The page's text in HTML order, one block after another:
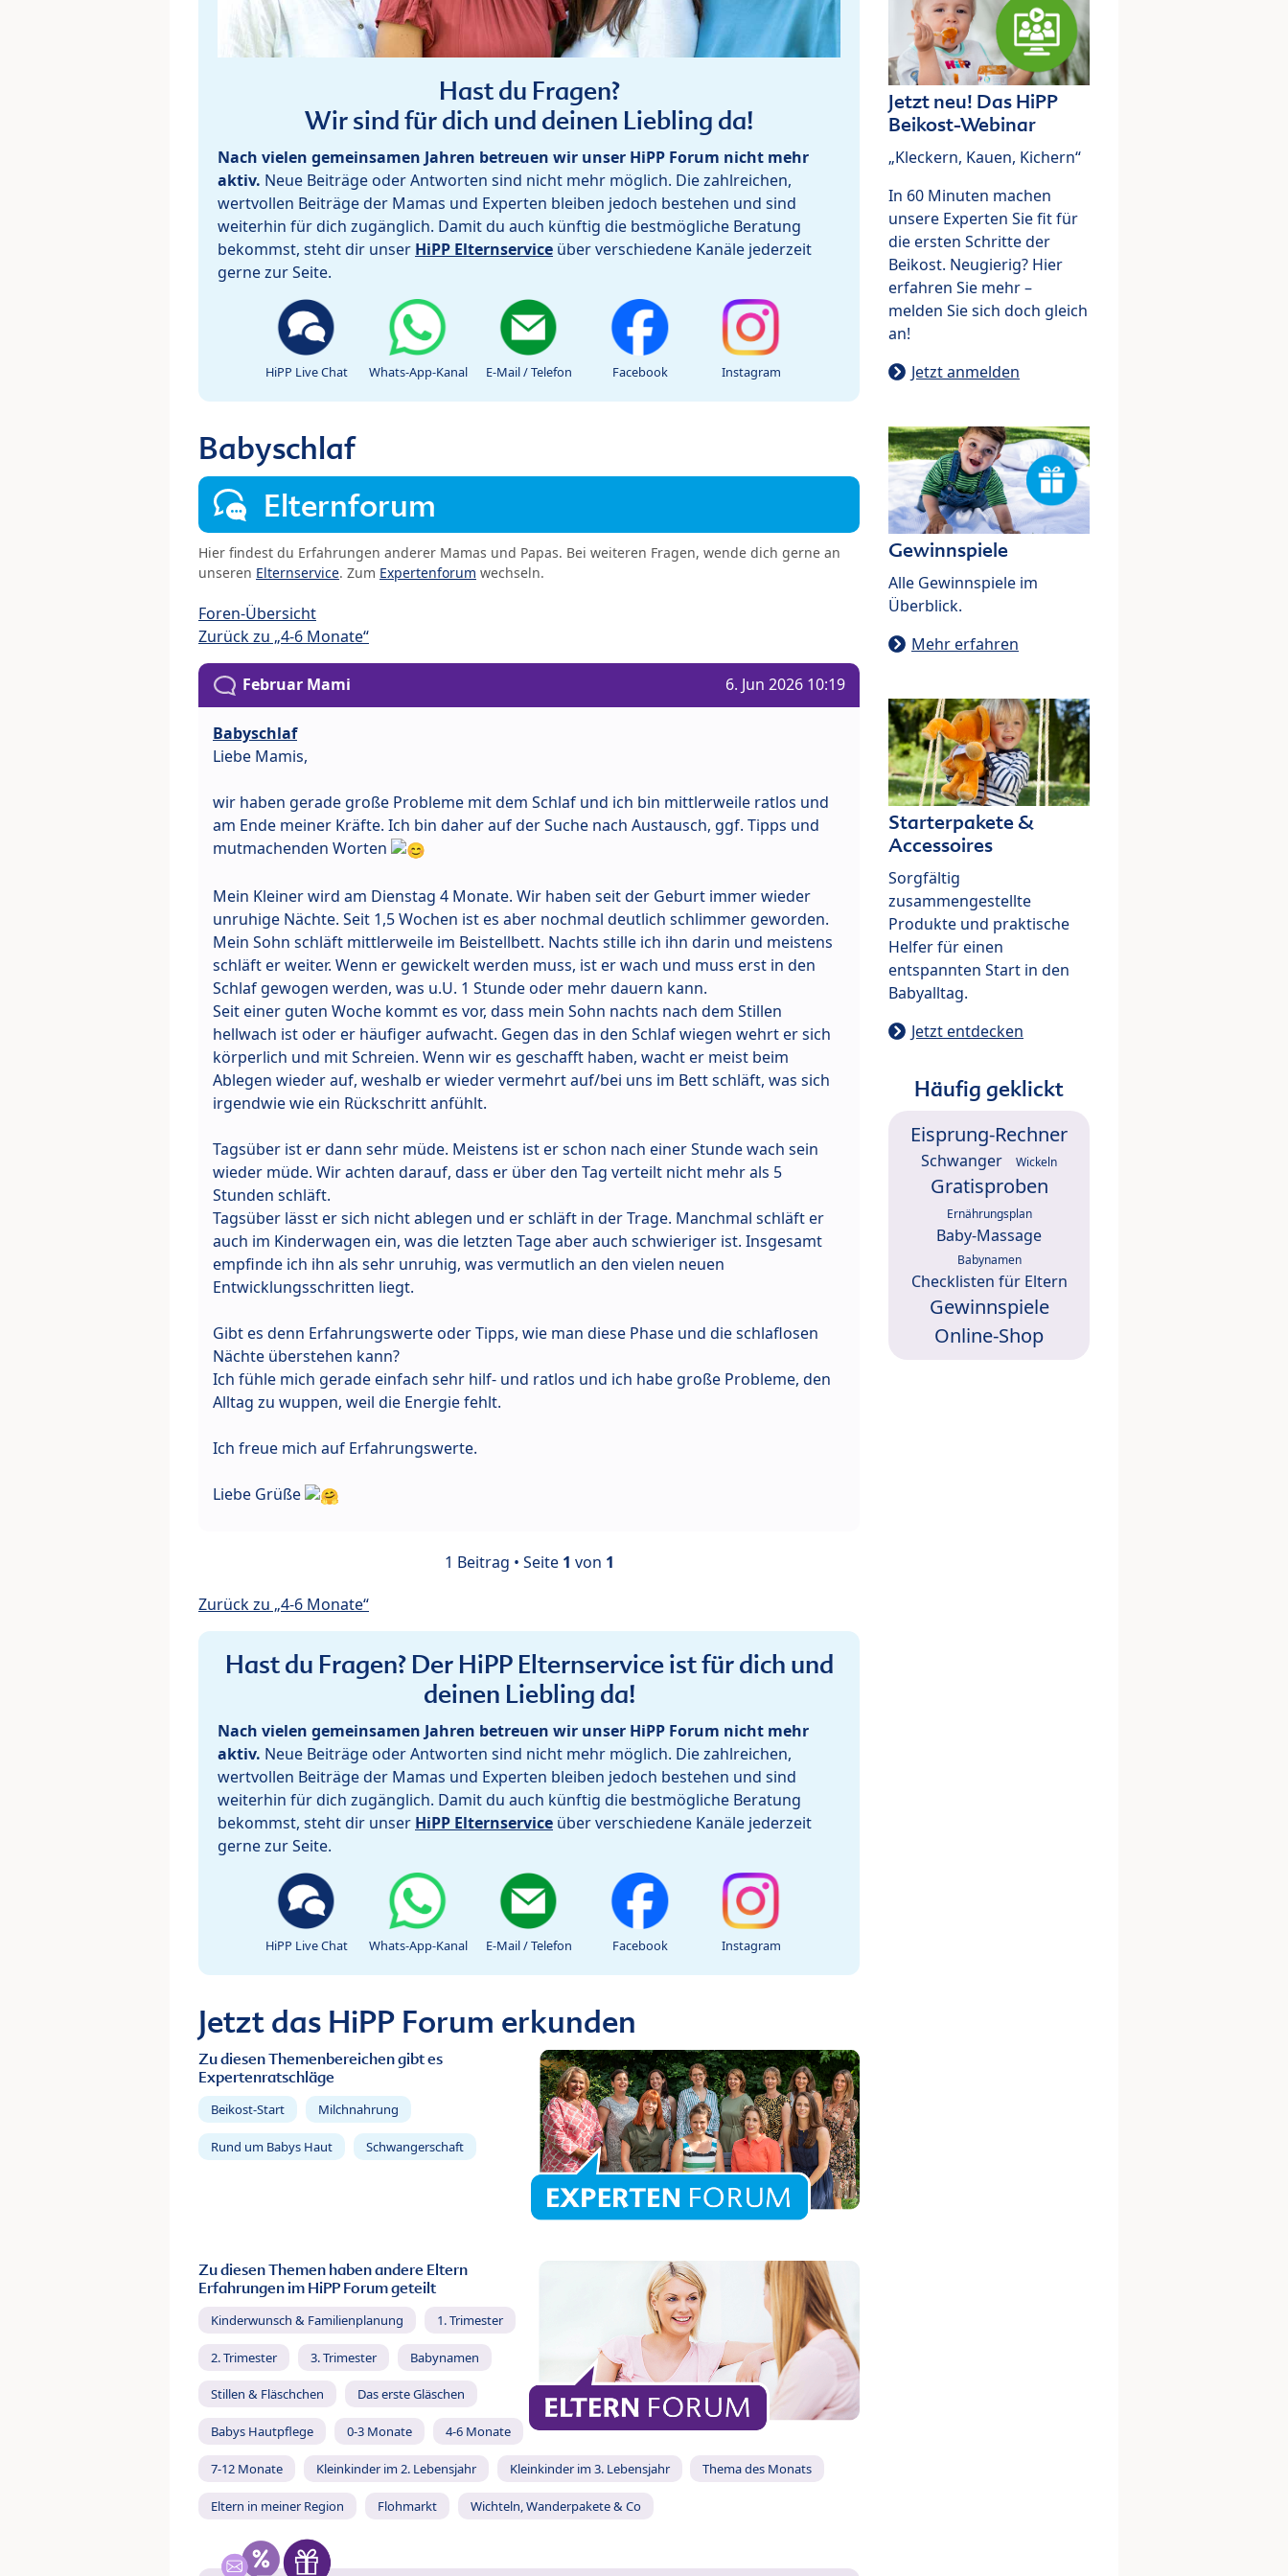
Hast du Fragen?
Wir sind für dich und deinen Liebling da!
Nach vielen gemeinsamen Jahren betreuen wir unser HiPP Forum nicht mehr
aktiv. Neue Beiträge oder Antworten sind nicht mehr möglich. Die zahlreichen,
wertvollen Beiträge der Mamas und Experten bleiben jedoch bestehen und sind
weiterhin für dich zugänglich. Damit du auch künftig die bestmögliche Beratung
bekommst, steht dir unser HiPP Elternservice über verschiedene Kanäle jederzeit
gerne zur Seite.
HiPP Live Chat Whats-App-Kanal E-Mail / Telefon Facebook Instagram
Babyschlaf
Elternforum
Hier findest du Erfahrungen anderer Mamas und Papas. Bei weiteren Fragen, wende dich gerne an
unseren Elternservice. Zum Expertenforum wechseln.
Foren-Übersicht
Zurück zu „4-6 Monate“
Februar Mami 6. Jun 2026 10:19
Babyschlaf
Liebe Mamis,
wir haben gerade große Probleme mit dem Schlaf und ich bin mittlerweile ratlos und
am Ende meiner Kräfte. Ich bin daher auf der Suche nach Austausch, ggf. Tipps und
mutmachenden Worten
Mein Kleiner wird am Dienstag 4 Monate. Wir haben seit der Geburt immer wieder
unruhige Nächte. Seit 1,5 Wochen ist es aber nochmal deutlich schlimmer geworden.
Mein Sohn schläft mittlerweile im Beistellbett. Nachts stille ich ihn darin und meistens
schläft er weiter. Wenn er gewickelt werden muss, ist er wach und muss erst in den
Schlaf gewogen werden, was u.U. 1 Stunde oder mehr dauern kann.
Seit einer guten Woche kommt es vor, dass mein Sohn nachts nach dem Stillen
hellwach ist oder er häufiger aufwacht. Gegen das in den Schlaf wiegen wehrt er sich
körperlich und mit Schreien. Wenn wir es geschafft haben, wacht er meist beim
Ablegen wieder auf, weshalb er wieder vermehrt auf/bei uns im Bett schläft, was sich
irgendwie wie ein Rückschritt anfühlt.
Tagsüber ist er dann sehr müde. Meistens ist er schon nach einer Stunde wach sein
wieder müde. Wir achten darauf, dass er über den Tag verteilt nicht mehr als 5
Stunden schläft.
Tagsüber lässt er sich nicht ablegen und er schläft in der Trage. Manchmal schläft er
auch im Kinderwagen ein, was die letzten Tage aber auch schwieriger ist. Insgesamt
empfinde ich ihn als sehr unruhig, was vermutlich an den vielen neuen
Entwicklungsschritten liegt.
Gibt es denn Erfahrungswerte oder Tipps, wie man diese Phase und die schlaflosen
Nächte überstehen kann?
Ich fühle mich gerade einfach sehr hilf- und ratlos und ich habe große Probleme, den
Alltag zu wuppen, weil die Energie fehlt.
Ich freue mich auf Erfahrungswerte.
Liebe Grüße
1 Beitrag • Seite 1 von 1
Zurück zu „4-6 Monate“
Hast du Fragen? Der HiPP Elternservice ist für dich und
deinen Liebling da!
Nach vielen gemeinsamen Jahren betreuen wir unser HiPP Forum nicht mehr
aktiv. Neue Beiträge oder Antworten sind nicht mehr möglich. Die zahlreichen,
wertvollen Beiträge der Mamas und Experten bleiben jedoch bestehen und sind
weiterhin für dich zugänglich. Damit du auch künftig die bestmögliche Beratung
bekommst, steht dir unser HiPP Elternservice über verschiedene Kanäle jederzeit
gerne zur Seite.
HiPP Live Chat Whats-App-Kanal E-Mail / Telefon Facebook Instagram
Jetzt das HiPP Forum erkunden
Zu diesen Themenbereichen gibt es
Expertenratschläge
Beikost-Start Milchnahrung
Rund um Babys Haut Schwangerschaft
Zu diesen Themen haben andere Eltern
Erfahrungen im HiPP Forum geteilt
Kinderwunsch & Familienplanung 1. Trimester
2. Trimester 3. Trimester Babynamen
Stillen & Fläschchen Das erste Gläschen
Babys Hautpflege 0-3 Monate 4-6 Monate
7-12 Monate Kleinkinder im 2. Lebensjahr Kleinkinder im 3. Lebensjahr Thema des Monats
Eltern in meiner Region Flohmarkt Wichteln, Wanderpakete & Co
Jetzt neu! Das HiPP
Beikost-Webinar
„Kleckern, Kauen, Kichern“
In 60 Minuten machen
unsere Experten Sie fit für
die ersten Schritte der
Beikost. Neugierig? Hier
erfahren Sie mehr –
melden Sie sich doch gleich
an!
Jetzt anmelden
Gewinnspiele
Alle Gewinnspiele im
Überblick.
Mehr erfahren
Starterpakete &
Accessoires
Sorgfältig
zusammengestellte
Produkte und praktische
Helfer für einen
entspannten Start in den
Babyalltag.
Jetzt entdecken
Häufig geklickt
Eisprung-Rechner
Schwanger Wickeln
Gratisproben
Ernährungsplan
Baby-Massage
Babynamen
Checklisten für Eltern
Gewinnspiele
Online-Shop